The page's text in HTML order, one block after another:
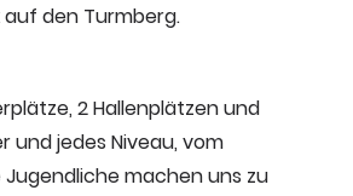
den Turmberg.
2 Hallenplätzen und
und jedes Niveau, vom
Jugendliche machen uns zu